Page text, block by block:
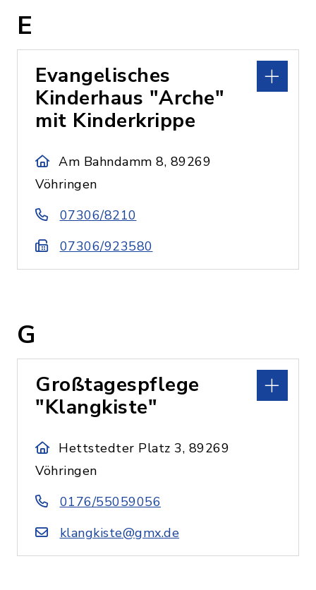
E
Evangelisches
Kinderhaus "Arche"
mit Kinderkrippe
Am Bahndamm 8, 89269
Vöhringen
07306/8210
07306/923580
G
Großtagespflege
"Klangkiste"
Hettstedter Platz 3, 89269
Vöhringen
0176/55059056
klangkiste@gmx.de